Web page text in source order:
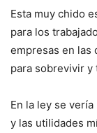
Esta muy chido
para los
empresas en las
para sobrevivir
En la ley se
y las utilidades